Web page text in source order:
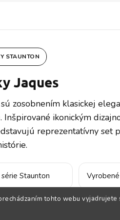
tohto webu vyjadrujete
STAUNTON
Jaques
zosobnením klasickej
Inšpirované ikonickým
reprezentatívny set
Staunton